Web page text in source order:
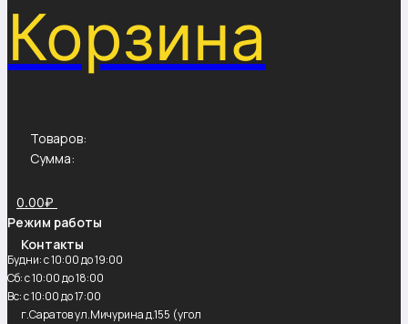
Корзина
Товаров:
Сумма:
0.00₽
Режим работы
Контакты
Будни: с 10:00 до 19:00
Сб: с 10:00 до 18:00
Вс: с 10:00 до 17:00
г.Саратов ул.Мичурина д.155 (угол